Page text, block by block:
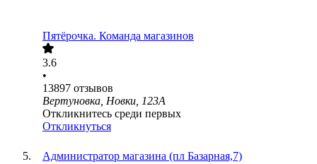
Пятёрочка. Команда магазинов
3.6
•
13897 отзывов
Вертуновка, Новки, 123А
Откликнитесь среди первых
Откликнуться
Администратор магазина (пл Базарная,7)